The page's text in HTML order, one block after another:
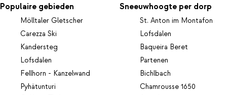
Populaire gebieden
Mölltaler Gletscher
Carezza Ski
Kandersteg
Lofsdalen
Fellhorn - Kanzelwand
Pyhätunturi
Sneeuwhoogte per dorp
St. Anton im Montafon
Lofsdalen
Baqueira Beret
Partenen
Bichlbach
Chamrousse 1650